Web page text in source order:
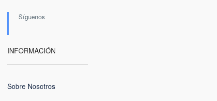
Síguenos
INFORMACIÓN
Sobre Nosotros